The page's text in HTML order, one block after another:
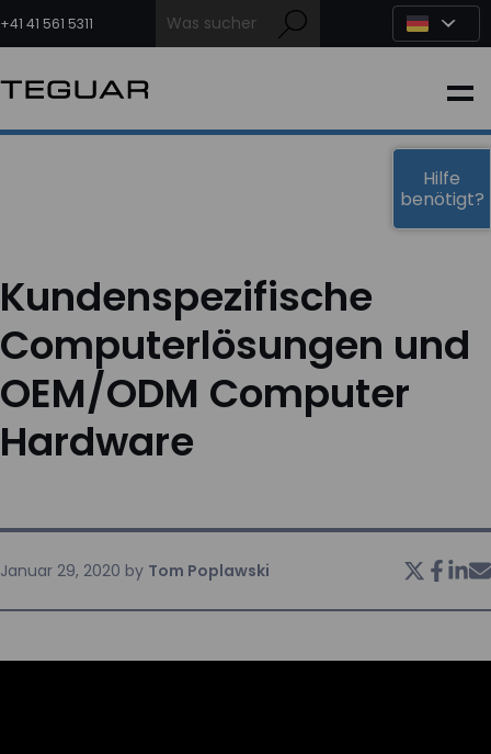
Inhalt
springen
+41 41 561 5311
INDUSTRIE
OEM LÖSUNGEN
PARTNER
DIENSTLEISTUNGEN & SUPPORT
KONTAKT
Kundenspezifische
Computerlösungen und
OEM/ODM Computer
Hardware
Januar 29, 2020 by Tom Poplawski
Hilfe
benötigt?